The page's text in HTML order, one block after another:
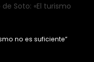
Soto: «El turismo
no es suficiente”